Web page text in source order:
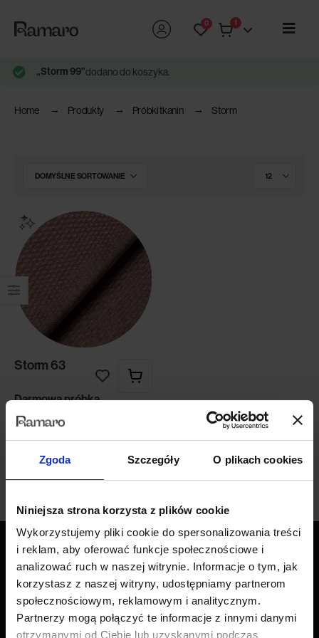
Zgoda Szczegóły O plikach cookies
Niniejsza strona korzysta z plików cookie
Wykorzystujemy pliki cookie do spersonalizowania treści
i reklam, aby oferować funkcje społecznościowe i
analizować ruch w naszej witrynie. Informacje o tym, jak
korzystasz z naszej witryny, udostępniamy partnerom
społecznościowym, reklamowym i analitycznym.
Partnerzy mogą połączyć te informacje z innymi danymi
otrzymanymi od Ciebie lub uzyskanymi podczas
0 1
„Storm 99”dodano do koszyka.
Home Produkty Próbki tkanin Storm
Storm 63
Darmowa próbka
Produkty
Wszystkie produkty
Sofy